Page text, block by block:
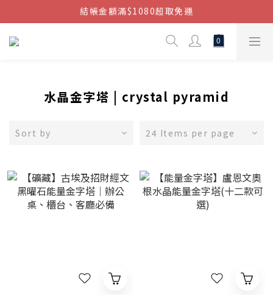
結帳金額滿$1080超取免運
結帳金額滿$1080超取免運
水晶金字塔 | crystal pyramid
Sort by 24 Items per page